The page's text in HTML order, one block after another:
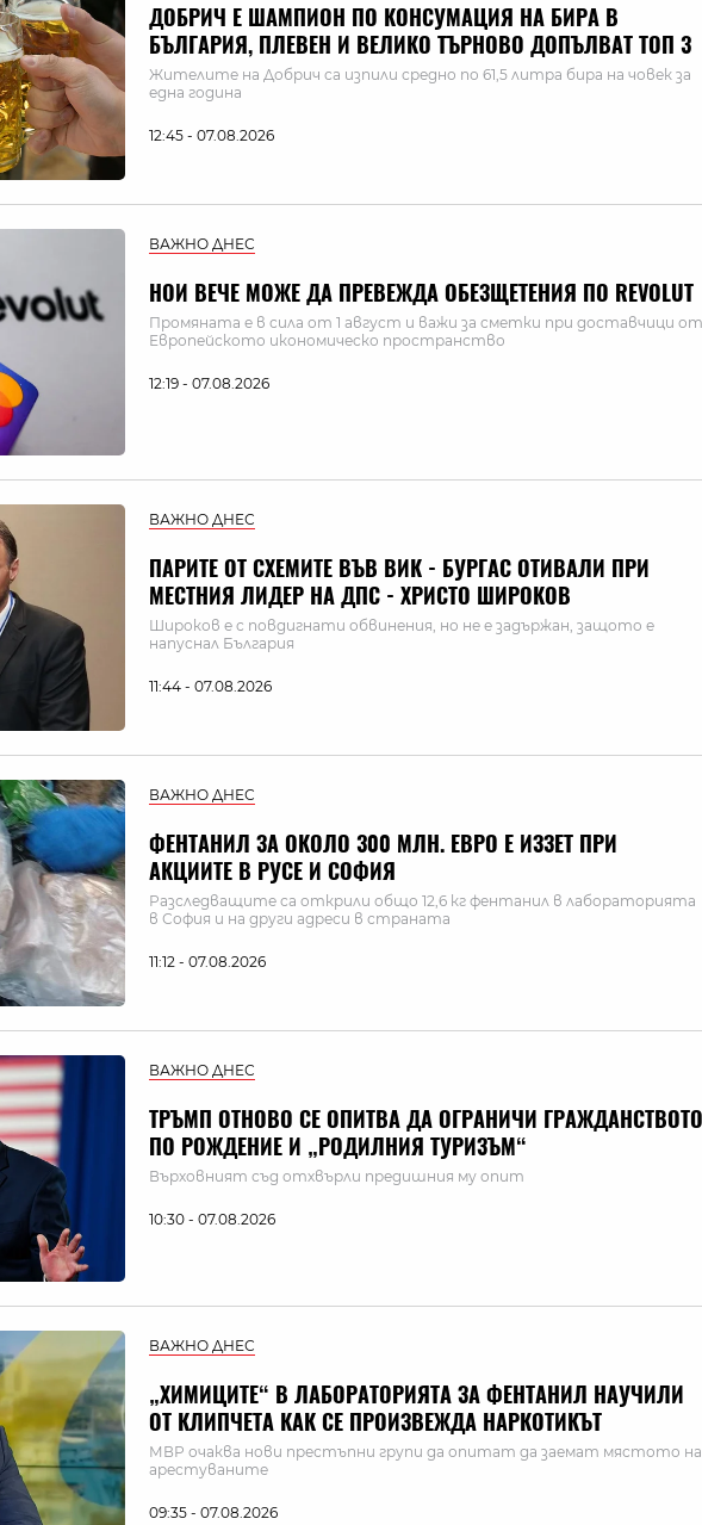
ДОБРИЧ Е ШАМПИОН ПО КОНСУМАЦИЯ НА БИРА В
БЪЛГАРИЯ, ПЛЕВЕН И ВЕЛИКО ТЪРНОВО ДОПЪЛВАТ ТОП 3
Жителите на Добрич са изпили средно по 61,5 литра бира на човек за
една година
12:45 - 07.08.2026
ВАЖНО ДНЕС
НОИ ВЕЧЕ МОЖЕ ДА ПРЕВЕЖДА ОБЕЗЩЕТЕНИЯ ПО REVOLUT
Промяната е в сила от 1 август и важи за сметки при доставчици от
Европейското икономическо пространство
12:19 - 07.08.2026
ВАЖНО ДНЕС
ПАРИТЕ ОТ СХЕМИТЕ ВЪВ ВИК - БУРГАС ОТИВАЛИ ПРИ
МЕСТНИЯ ЛИДЕР НА ДПС - ХРИСТО ШИРОКОВ
Широков е с повдигнати обвинения, но не е задържан, защото е
напуснал България
11:44 - 07.08.2026
ВАЖНО ДНЕС
ФЕНТАНИЛ ЗА ОКОЛО 300 МЛН. ЕВРО Е ИЗЗЕТ ПРИ
АКЦИИТЕ В РУСЕ И СОФИЯ
Разследващите са открили общо 12,6 кг фентанил в лабораторията
в София и на други адреси в страната
11:12 - 07.08.2026
ВАЖНО ДНЕС
ТРЪМП ОТНОВО СЕ ОПИТВА ДА ОГРАНИЧИ ГРАЖДАНСТВОТО
ПО РОЖДЕНИЕ И „РОДИЛНИЯ ТУРИЗЪМ“
Върховният съд отхвърли предишния му опит
10:30 - 07.08.2026
ВАЖНО ДНЕС
„ХИМИЦИТЕ“ В ЛАБОРАТОРИЯТА ЗА ФЕНТАНИЛ НАУЧИЛИ
ОТ КЛИПЧЕТА КАК СЕ ПРОИЗВЕЖДА НАРКОТИКЪТ
МВР очаква нови престъпни групи да опитат да заемат мястото на
арестуваните
09:35 - 07.08.2026